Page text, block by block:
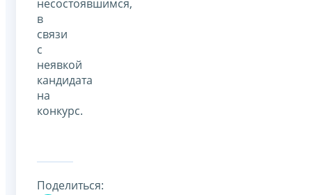
несостоявшимся,
в
связи
с
неявкой
кандидата
на
конкурс.
Поделиться: